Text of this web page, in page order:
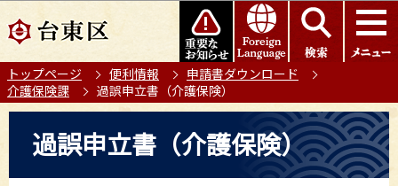
の
ー
ジ
このページの本文へ移動
トップページ 便利情報
申請書ダウンロード
介護保険課
過誤申立書（介護保険）
過誤申立書（介護保険）